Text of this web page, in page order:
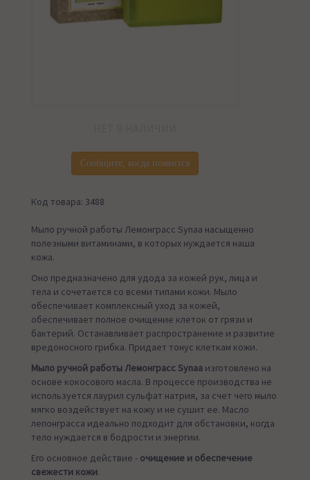
Сообщите, когда появится
Код товара: 3488
Мыло ручной работы Лемонграсс Synaa насыщенно
полезными витаминами, в которых нуждается наша
кожа.
Оно предназначено для удода за кожей рук, лица и
тела и сочетается со всеми типами кожи. Мыло
обеспечивает комплексный уход за кожей,
обеспечивает полное очищение клеток от грязи и
бактерий. Останавливает распространение и развитие
вредоносного грибка. Придает тонус клеткам кожи.
Мыло ручной работы Лемонграсс Synaa изготовлено на
основе кокосового масла. В процессе производства не
используется лаурил сульфат натрия, за счет чего мыло
мягко воздействует на кожу и не сушит ее. Масло
лепонграсса идеально подходит для обстановки, когда
тело нуждается в бодрости и энергии.
Его основное действие - очищение и обеспечение
свежести кожи.